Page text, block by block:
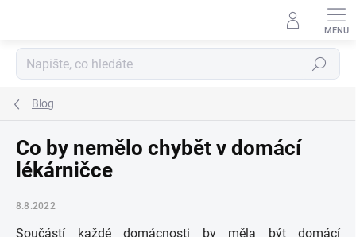
Hledat
Blog
Co by nemělo chybět v domácí
lékárničce
8.8.2022
Součástí každé domácnosti by měla být domácí